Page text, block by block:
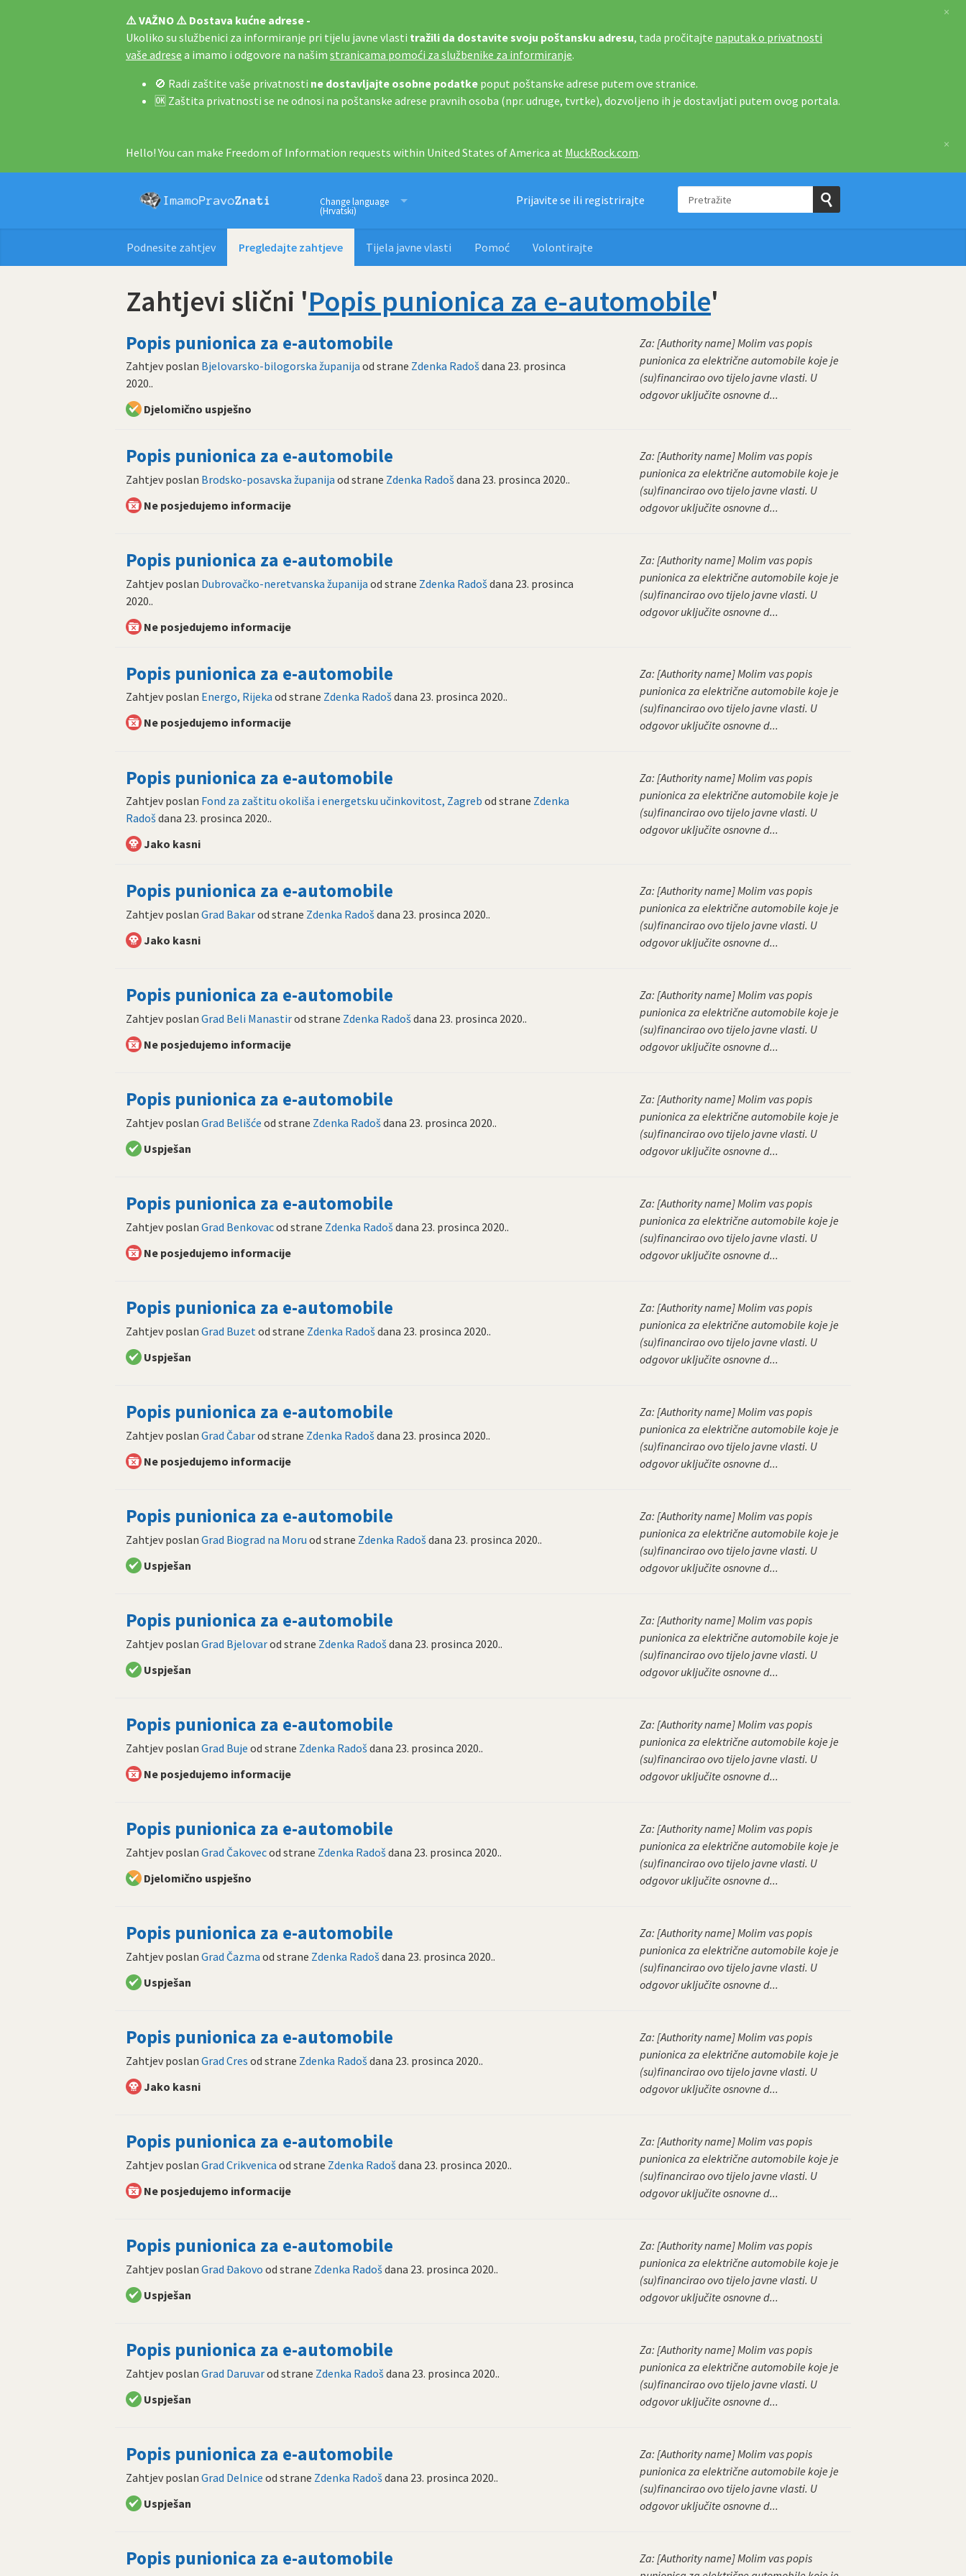
⚠️ VAŽNO ⚠️ Dostava kućne adrese -
Ukoliko su službenici za informiranje pri tijelu javne vlasti tražili da dostavite svoju poštansku adresu, tada pročitajte naputak o privatnosti
vaše adrese a imamo i odgovore na našim stranicama pomoći za službenike za informiranje.
🚫 Radi zaštite vaše privatnosti ne dostavljajte osobne podatke poput poštanske adrese putem ove stranice.
🆗 Zaštita privatnosti se ne odnosi na poštanske adrese pravnih osoba (npr. udruge, tvrtke), dozvoljeno ih je dostavljati putem ovog portala.
×
Hello! You can make Freedom of Information requests within United States of America at MuckRock.com.
×
Imamo pravo znati
Change language
(Hrvatski)
Prijavite se ili registrirajte Pretražite
Pošaljite
Podnesite zahtjev Pregledajte zahtjeve Tijela javne vlasti Pomoć Volontirajte
Zahtjevi slični 'Popis punionica za e-automobile'
Popis punionica za e-automobile
Zahtjev poslan Bjelovarsko-bilogorska županija od strane Zdenka Radošdana 23. prosinca
2020..
Djelomično uspješno
Za: [Authority name] Molim vas popis
punionica za električne automobile koje je
(su)financirao ovo tijelo javne vlasti. U
odgovor uključite osnovne d...
Popis punionica za e-automobile
Zahtjev poslan Brodsko-posavska županija od strane Zdenka Radošdana 23. prosinca 2020..
Ne posjedujemo informacije
Za: [Authority name] Molim vas popis
punionica za električne automobile koje je
(su)financirao ovo tijelo javne vlasti. U
odgovor uključite osnovne d...
Popis punionica za e-automobile
Zahtjev poslan Dubrovačko-neretvanska županija od strane Zdenka Radošdana 23. prosinca
2020..
Ne posjedujemo informacije
Za: [Authority name] Molim vas popis
punionica za električne automobile koje je
(su)financirao ovo tijelo javne vlasti. U
odgovor uključite osnovne d...
Popis punionica za e-automobile
Zahtjev poslan Energo, Rijeka od strane Zdenka Radošdana 23. prosinca 2020..
Ne posjedujemo informacije
Za: [Authority name] Molim vas popis
punionica za električne automobile koje je
(su)financirao ovo tijelo javne vlasti. U
odgovor uključite osnovne d...
Popis punionica za e-automobile
Zahtjev poslan Fond za zaštitu okoliša i energetsku učinkovitost, Zagreb od strane Zdenka
Radošdana 23. prosinca 2020..
Jako kasni
Za: [Authority name] Molim vas popis
punionica za električne automobile koje je
(su)financirao ovo tijelo javne vlasti. U
odgovor uključite osnovne d...
Popis punionica za e-automobile
Zahtjev poslan Grad Bakarod strane Zdenka Radošdana 23. prosinca 2020..
Jako kasni
Za: [Authority name] Molim vas popis
punionica za električne automobile koje je
(su)financirao ovo tijelo javne vlasti. U
odgovor uključite osnovne d...
Popis punionica za e-automobile
Zahtjev poslan Grad Beli Manastirod strane Zdenka Radošdana 23. prosinca 2020..
Ne posjedujemo informacije
Za: [Authority name] Molim vas popis
punionica za električne automobile koje je
(su)financirao ovo tijelo javne vlasti. U
odgovor uključite osnovne d...
Popis punionica za e-automobile
Zahtjev poslan Grad Belišće od strane Zdenka Radošdana 23. prosinca 2020..
Uspješan
Za: [Authority name] Molim vas popis
punionica za električne automobile koje je
(su)financirao ovo tijelo javne vlasti. U
odgovor uključite osnovne d...
Popis punionica za e-automobile
Zahtjev poslan Grad Benkovacod strane Zdenka Radošdana 23. prosinca 2020..
Ne posjedujemo informacije
Za: [Authority name] Molim vas popis
punionica za električne automobile koje je
(su)financirao ovo tijelo javne vlasti. U
odgovor uključite osnovne d...
Popis punionica za e-automobile
Zahtjev poslan Grad Buzet od strane Zdenka Radošdana 23. prosinca 2020..
Uspješan
Za: [Authority name] Molim vas popis
punionica za električne automobile koje je
(su)financirao ovo tijelo javne vlasti. U
odgovor uključite osnovne d...
Popis punionica za e-automobile
Zahtjev poslan Grad Čabarod strane Zdenka Radošdana 23. prosinca 2020..
Ne posjedujemo informacije
Za: [Authority name] Molim vas popis
punionica za električne automobile koje je
(su)financirao ovo tijelo javne vlasti. U
odgovor uključite osnovne d...
Popis punionica za e-automobile
Zahtjev poslan Grad Biograd na Moru od strane Zdenka Radošdana 23. prosinca 2020..
Uspješan
Za: [Authority name] Molim vas popis
punionica za električne automobile koje je
(su)financirao ovo tijelo javne vlasti. U
odgovor uključite osnovne d...
Popis punionica za e-automobile
Zahtjev poslan Grad Bjelovarod strane Zdenka Radošdana 23. prosinca 2020..
Uspješan
Za: [Authority name] Molim vas popis
punionica za električne automobile koje je
(su)financirao ovo tijelo javne vlasti. U
odgovor uključite osnovne d...
Popis punionica za e-automobile
Zahtjev poslan Grad Buje od strane Zdenka Radošdana 23. prosinca 2020..
Ne posjedujemo informacije
Za: [Authority name] Molim vas popis
punionica za električne automobile koje je
(su)financirao ovo tijelo javne vlasti. U
odgovor uključite osnovne d...
Popis punionica za e-automobile
Zahtjev poslan Grad Čakovecod strane Zdenka Radošdana 23. prosinca 2020..
Djelomično uspješno
Za: [Authority name] Molim vas popis
punionica za električne automobile koje je
(su)financirao ovo tijelo javne vlasti. U
odgovor uključite osnovne d...
Popis punionica za e-automobile
Zahtjev poslan Grad Čazma od strane Zdenka Radošdana 23. prosinca 2020..
Uspješan
Za: [Authority name] Molim vas popis
punionica za električne automobile koje je
(su)financirao ovo tijelo javne vlasti. U
odgovor uključite osnovne d...
Popis punionica za e-automobile
Zahtjev poslan Grad Cres od strane Zdenka Radošdana 23. prosinca 2020..
Jako kasni
Za: [Authority name] Molim vas popis
punionica za električne automobile koje je
(su)financirao ovo tijelo javne vlasti. U
odgovor uključite osnovne d...
Popis punionica za e-automobile
Zahtjev poslan Grad Crikvenica od strane Zdenka Radošdana 23. prosinca 2020..
Ne posjedujemo informacije
Za: [Authority name] Molim vas popis
punionica za električne automobile koje je
(su)financirao ovo tijelo javne vlasti. U
odgovor uključite osnovne d...
Popis punionica za e-automobile
Zahtjev poslan Grad Đakovo od strane Zdenka Radošdana 23. prosinca 2020..
Uspješan
Za: [Authority name] Molim vas popis
punionica za električne automobile koje je
(su)financirao ovo tijelo javne vlasti. U
odgovor uključite osnovne d...
Popis punionica za e-automobile
Zahtjev poslan Grad Daruvarod strane Zdenka Radošdana 23. prosinca 2020..
Uspješan
Za: [Authority name] Molim vas popis
punionica za električne automobile koje je
(su)financirao ovo tijelo javne vlasti. U
odgovor uključite osnovne d...
Popis punionica za e-automobile
Zahtjev poslan Grad Delnice od strane Zdenka Radošdana 23. prosinca 2020..
Uspješan
Za: [Authority name] Molim vas popis
punionica za električne automobile koje je
(su)financirao ovo tijelo javne vlasti. U
odgovor uključite osnovne d...
Popis punionica za e-automobile
Za: [Authority name] Molim vas popis